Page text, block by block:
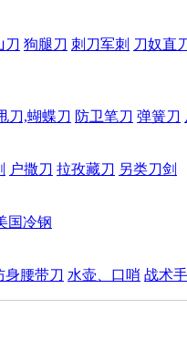
刀 狗腿刀 刺刀军刺 刀奴直
刀,蝴蝶刀 防卫笔刀 弹簧刀
户撒刀 拉孜藏刀 另类刀剑
国冷钢
身腰带刀 水壶、口哨 战术